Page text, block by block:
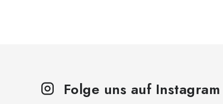
Folge uns auf Instagram